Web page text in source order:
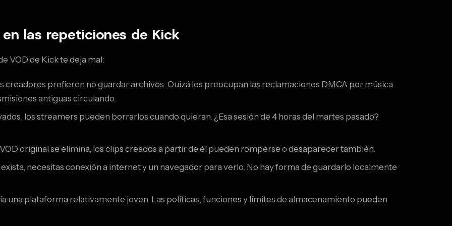
las repeticiones de Kick
VOD de Kick te deja mal:
creadores prefieren no guardar archivos. Quizá les preocupan las reclamaciones DMCA por música
antiguas circulando.
los streamers pueden borrarlos cuando quieran. ¿Esa sesión de 4 horas del martes pasado?
original se elimina, los clips creados a partir de él pueden romperse o desaparecer también.
necesitas conexión a internet y un navegador para verlo. No hay forma de guardarlo localmente
una plataforma relativamente joven. Las políticas, funciones y límites de almacenamiento pueden